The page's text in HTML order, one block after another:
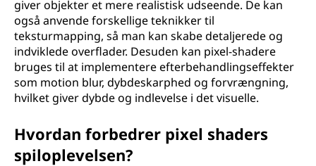
giver objekter et mere realistisk udseende. De kan
også anvende forskellige teknikker til
teksturmapping, så man kan skabe detaljerede og
indviklede overflader. Desuden kan pixel-shadere
bruges til at implementere efterbehandlingseffekter
som motion blur, dybdeskarphed og forvrængning,
hvilket giver dybde og indlevelse i det visuelle.
Hvordan forbedrer pixel shaders
spiloplevelsen?